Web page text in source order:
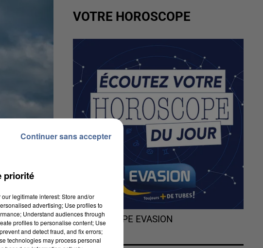
VOTRE HOROSCOPE
L'HOROSCOPE EVASION
priorité
legitimate interest: Store and/or
advertising; Use profiles to
Understand audiences through
profiles to personalise content; Use
and detect fraud, and fix errors;
technologies may process personal
Continuer sans accepter